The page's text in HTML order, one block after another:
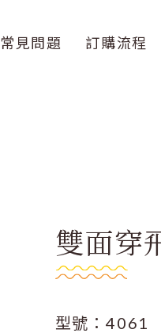
常見問題 訂購流程
雙面穿
型號：4061